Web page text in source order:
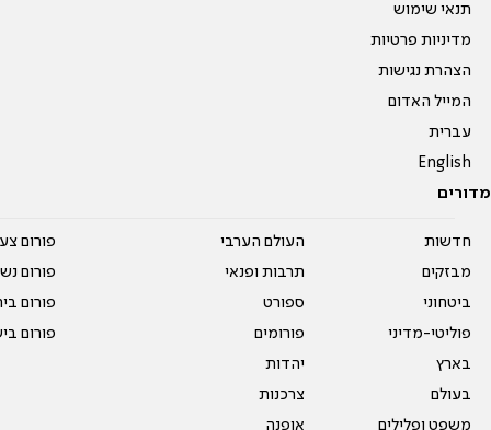
תנאי שימוש
מדיניות פרטיות
הצהרת נגישות
המייל האדום
עברית
English
מדורים
חדשות
מבזקים
ביטחוני
פוליטי-מדיני
בארץ
בעולם
משפט ופלילים
העולם הערבי
תרבות ופנאי
ספורט
פורומים
יהדות
צרכנות
אופנה
פורום
פורום
פורום
פורום